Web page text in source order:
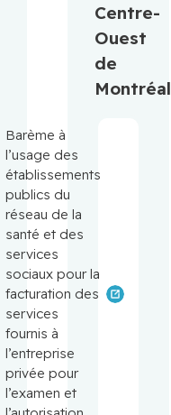
Centre-
Ouest
de
Montréal
Barème à
l’usage des
établissements
publics du
réseau de la
santé et des
services
sociaux pour la
facturation des
services
fournis à
l’entreprise
privée pour
l’examen et